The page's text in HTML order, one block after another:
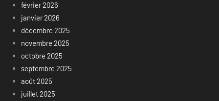
février 2026
janvier 2026
décembre 2025
novembre 2025
octobre 2025
septembre 2025
août 2025
juillet 2025